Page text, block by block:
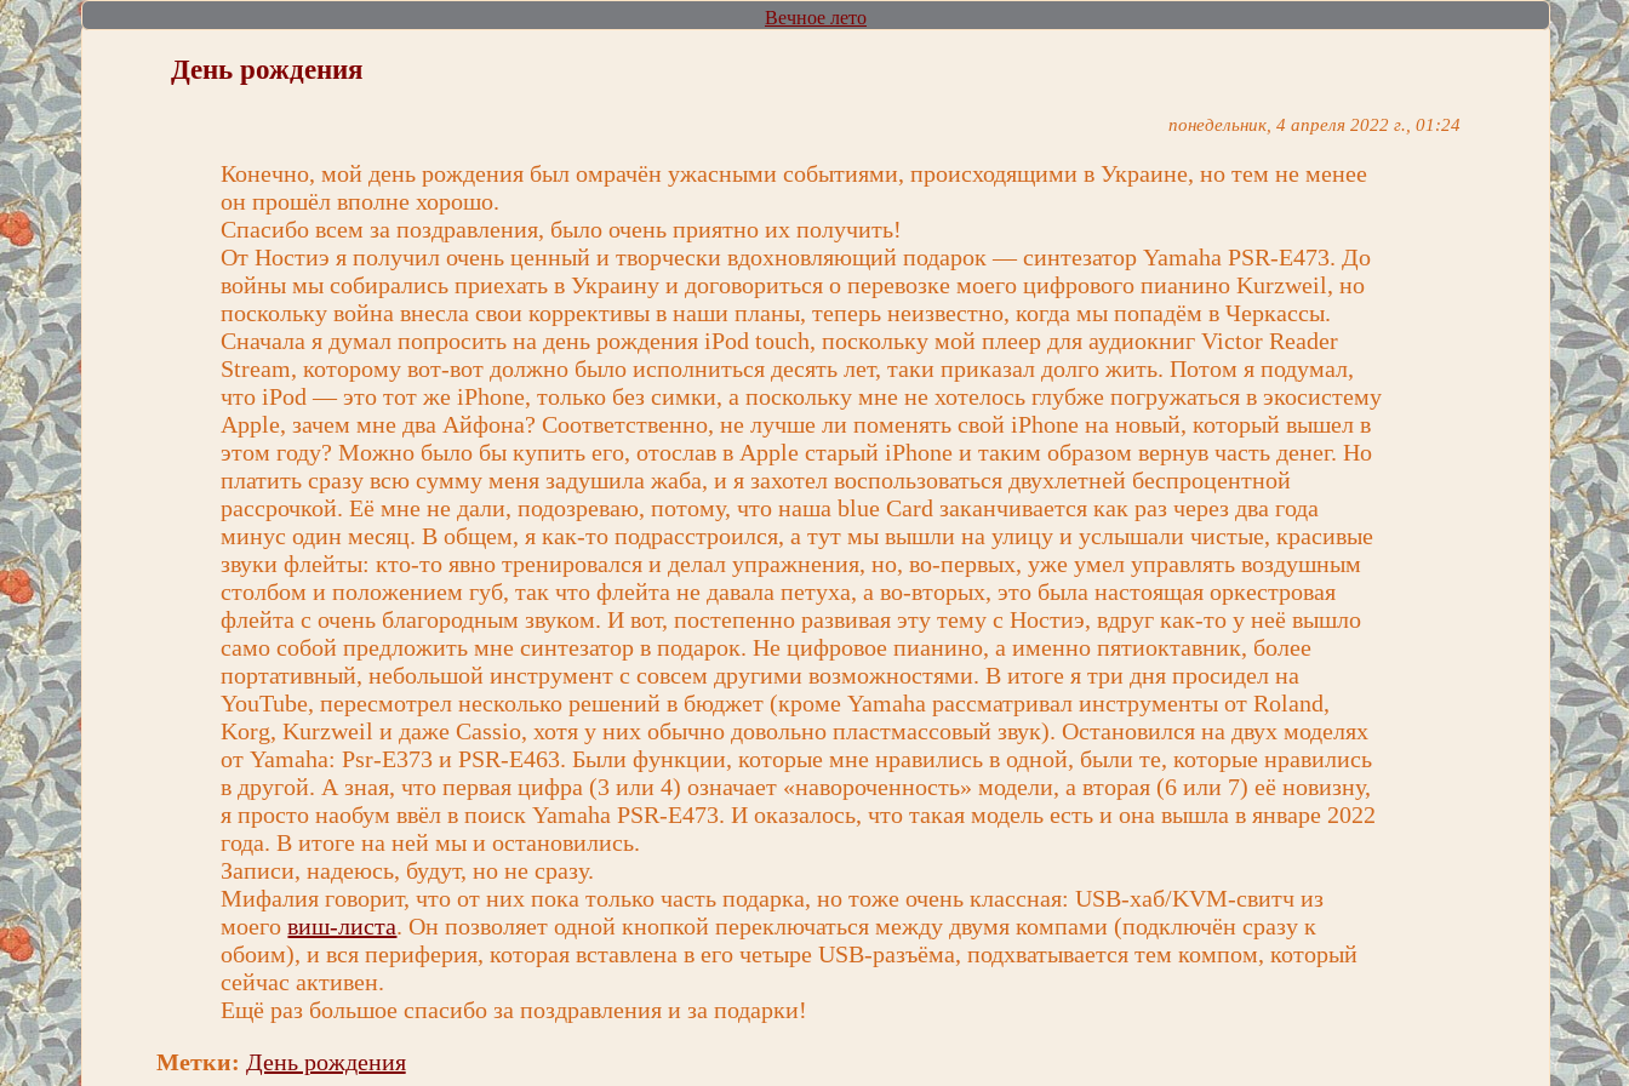
Вечное лето
День рождения
понедельник, 4 апреля 2022 г., 01:24
Конечно, мой день рождения был омрачён ужасными событиями, происходящими в Украине, но тем не менее
он прошёл вполне хорошо.
Спасибо всем за поздравления, было очень приятно их получить!
От Ностиэ я получил очень ценный и творчески вдохновляющий подарок — синтезатор Yamaha PSR-E473. До
войны мы собирались приехать в Украину и договориться о перевозке моего цифрового пианино Kurzweil, но
поскольку война внесла свои коррективы в наши планы, теперь неизвестно, когда мы попадём в Черкассы.
Сначала я думал попросить на день рождения iPod touch, поскольку мой плеер для аудиокниг Victor Reader
Stream, которому вот-вот должно было исполниться десять лет, таки приказал долго жить. Потом я подумал,
что iPod — это тот же iPhone, только без симки, а поскольку мне не хотелось глубже погружаться в экосистему
Apple, зачем мне два Айфона? Соответственно, не лучше ли поменять свой iPhone на новый, который вышел в
этом году? Можно было бы купить его, отослав в Apple старый iPhone и таким образом вернув часть денег. Но
платить сразу всю сумму меня задушила жаба, и я захотел воспользоваться двухлетней беспроцентной
рассрочкой. Её мне не дали, подозреваю, потому, что наша blue Card заканчивается как раз через два года
минус один месяц. В общем, я как-то подрасстроился, а тут мы вышли на улицу и услышали чистые, красивые
звуки флейты: кто-то явно тренировался и делал упражнения, но, во-первых, уже умел управлять воздушным
столбом и положением губ, так что флейта не давала петуха, а во-вторых, это была настоящая оркестровая
флейта с очень благородным звуком. И вот, постепенно развивая эту тему с Ностиэ, вдруг как-то у неё вышло
само собой предложить мне синтезатор в подарок. Не цифровое пианино, а именно пятиоктавник, более
портативный, небольшой инструмент с совсем другими возможностями. В итоге я три дня просидел на
YouTube, пересмотрел несколько решений в бюджет (кроме Yamaha рассматривал инструменты от Roland,
Korg, Kurzweil и даже Cassio, хотя у них обычно довольно пластмассовый звук). Остановился на двух моделях
от Yamaha: Psr-E373 и PSR-E463. Были функции, которые мне нравились в одной, были те, которые нравились
в другой. А зная, что первая цифра (3 или 4) означает «навороченность» модели, а вторая (6 или 7) её новизну,
я просто наобум ввёл в поиск Yamaha PSR-E473. И оказалось, что такая модель есть и она вышла в январе 2022
года. В итоге на ней мы и остановились.
Записи, надеюсь, будут, но не сразу.
Мифалия говорит, что от них пока только часть подарка, но тоже очень классная: USB-хаб/KVM-свитч из
моеговиш-листа. Он позволяет одной кнопкой переключаться между двумя компами (подключён сразу к
обоим), и вся периферия, которая вставлена в его четыре USB-разъёма, подхватывается тем компом, который
сейчас активен.
Ещё раз большое спасибо за поздравления и за подарки!
Метки: День рождения